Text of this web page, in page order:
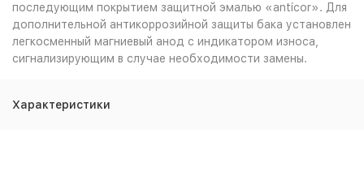
последующим покрытием защитной эмалью «anticor». Для
дополнительной антикоррозийной защиты бака установлен
легкосменный магниевый анод с индикатором износа,
сигнализирующим в случае необходимости замены.
Характеристики